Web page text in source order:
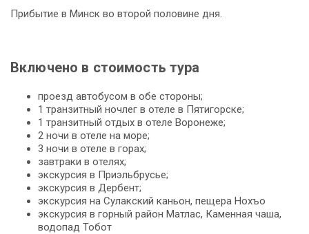
Прибытие в Минск во второй половине дня.
Включено в стоимость тура
проезд автобусом в обе стороны;
1 транзитный ночлег в отеле в Пятигорске;
1 транзитный отдых в отеле Воронеже;
2 ночи в отеле на море;
3 ночи в отеле в горах;
завтраки в отелях;
экскурсия в Приэльбрусье;
экскурсия в Дербент;
экскурсия на Сулакский каньон, пещера Нохъо
экскурсия в горный район Матлас, Каменная чаша,
водопад Тобот